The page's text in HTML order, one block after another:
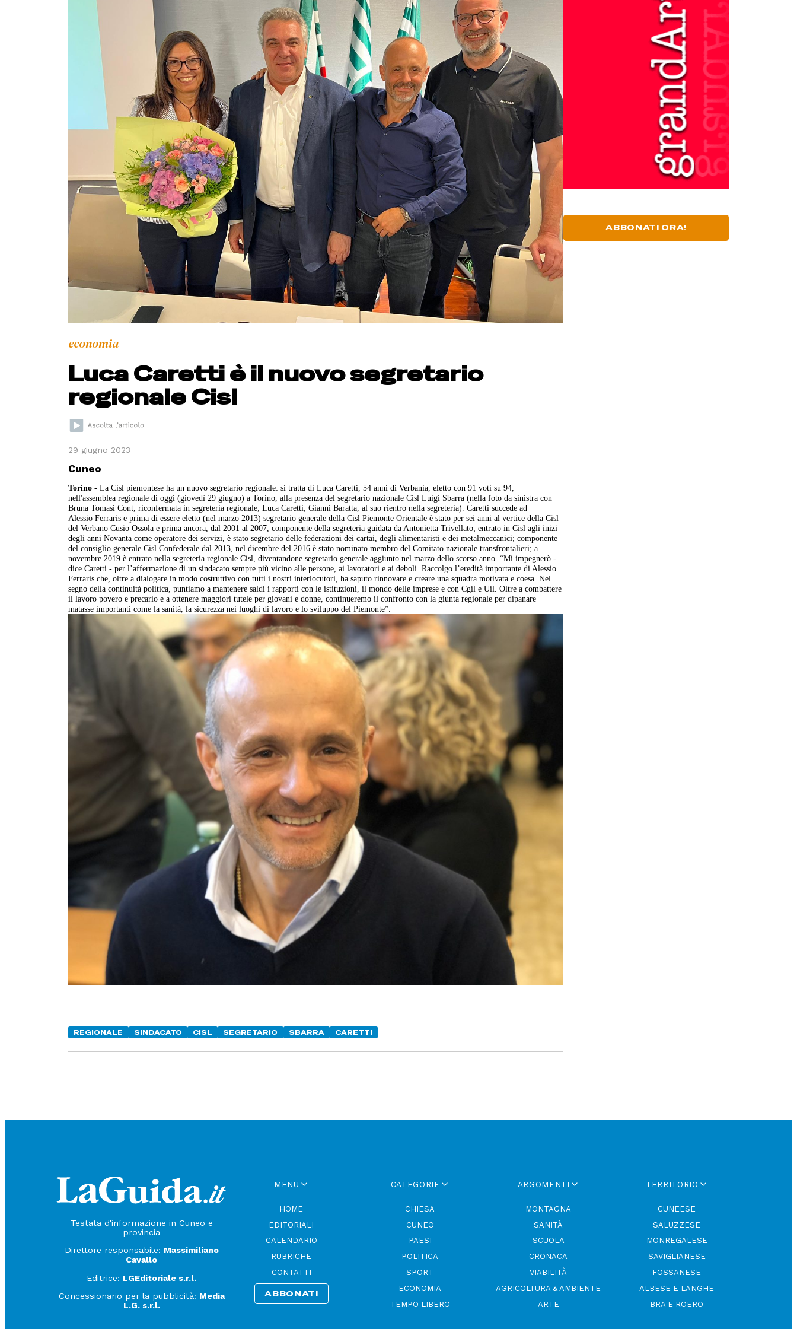
economia
Luca Caretti è il nuovo segretario
regionale Cisl
29 giugno 2023
Cuneo
Torino - La Cisl piemontese ha un nuovo segretario regionale: si tratta di Luca Caretti, 54 anni di Verbania, eletto con 91 voti su 94,
nell'assemblea regionale di oggi (giovedì 29 giugno) a Torino, alla presenza del segretario nazionale Cisl Luigi Sbarra (nella foto da sinistra con
Bruna Tomasi Cont, riconfermata in segreteria regionale; Luca Caretti; Gianni Baratta, al suo rientro nella segreteria). Caretti succede ad
Alessio Ferraris e prima di essere eletto (nel marzo 2013) segretario generale della Cisl Piemonte Orientale è stato per sei anni al vertice della Cisl
del Verbano Cusio Ossola e prima ancora, dal 2001 al 2007, componente della segreteria guidata da Antonietta Trivellato; entrato in Cisl agli inizi
degli anni Novanta come operatore dei servizi, è stato segretario delle federazioni dei cartai, degli alimentaristi e dei metalmeccanici; componente
del consiglio generale Cisl Confederale dal 2013, nel dicembre del 2016 è stato nominato membro del Comitato nazionale transfrontalieri; a
novembre 2019 è entrato nella segreteria regionale Cisl, diventandone segretario generale aggiunto nel marzo dello scorso anno. “Mi impegnerò -
dice Caretti - per l’affermazione di un sindacato sempre più vicino alle persone, ai lavoratori e ai deboli. Raccolgo l’eredità importante di Alessio
Ferraris che, oltre a dialogare in modo costruttivo con tutti i nostri interlocutori, ha saputo rinnovare e creare una squadra motivata e coesa. Nel
segno della continuità politica, puntiamo a mantenere saldi i rapporti con le istituzioni, il mondo delle imprese e con Cgil e Uil. Oltre a combattere
il lavoro povero e precario e a ottenere maggiori tutele per giovani e donne, continueremo il confronto con la giunta regionale per dipanare
matasse importanti come la sanità, la sicurezza nei luoghi di lavoro e lo sviluppo del Piemonte”.
REGIONALE SINDACATO CISL SEGRETARIO SBARRA CARETTI
ABBONATI ORA!
Testata d'informazione in Cuneo e
provincia
Direttore responsabile: Massimiliano
Cavallo
Editrice: LGEditoriale s.r.l.
Concessionario per la pubblicità: Media
L.G. s.r.l.
MENU
HOME
EDITORIALI
CALENDARIO
RUBRICHE
CONTATTI
ABBONATI
CATEGORIE
CHIESA
CUNEO
PAESI
POLITICA
SPORT
ECONOMIA
TEMPO LIBERO
ARGOMENTI
MONTAGNA
SANITÀ
SCUOLA
CRONACA
VIABILITÀ
AGRICOLTURA & AMBIENTE
ARTE
TERRITORIO
CUNEESE
SALUZZESE
MONREGALESE
SAVIGLIANESE
FOSSANESE
ALBESE E LANGHE
BRA E ROERO